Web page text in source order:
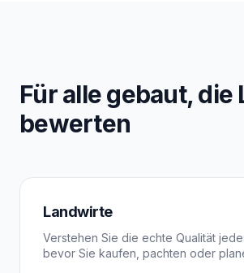
Für alle gebaut, die
bewerten
Landwirte
Verstehen Sie die echte Qualität
bevor Sie kaufen, pachten oder